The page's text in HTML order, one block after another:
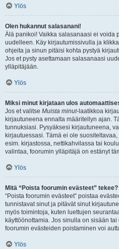
Ylös
Olen hukannut salasanani!
Älä panikoi! Vaikka salasanaasi ei voida
uudelleen. Käy kirjautumissivulla ja
ohjeita ja sinun pitäisi kohta pystyä
Jos et pysty asettamaan salasanaasi
ylläpitäjään.
Ylös
Miksi minut kirjataan ulos
Jos et valitse Muista minut-laatikkoa
kirjautuneena ennalta määritellyn ajan.
tunnuksiasi. Pysyäksesi kirjautuneena,
kirjautuessasi. Tämä ei ole
esim. kirjastossa, nettikahvilassa tai
valintaa, foorumin ylläpitäjä on estänyt
Ylös
Mitä “Poista foorumin evästeet” tekee?
“Poista foorumin evästeet” poistaa
tunnistavat sinut ja pitävät sinut
myös toimintoja, kuten luettujen
käyttöönottamia. Jos sinulla on sisään
foorumin evästeiden poistaminen voi
Ylös